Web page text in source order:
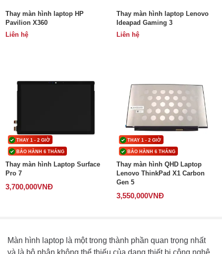
Thay màn hình laptop HP
Pavilion X360
Liên hệ
Thay màn hình laptop Lenovo
Ideapad Gaming 3
Liên hệ
THAY 1 - 2 GIỜ
BẢO HÀNH 6 THÁNG
Thay màn hình Laptop Surface
Pro 7
3,700,000VNĐ
THAY 1 - 2 GIỜ
BẢO HÀNH 6 THÁNG
Thay màn hình QHD Laptop
Lenovo ThinkPad X1 Carbon
Gen 5
3,550,000VNĐ
Màn hình laptop là một trong thành phần quan trọng nhất
và là bộ phận không thể thiếu của dạng thiết bị công nghệ